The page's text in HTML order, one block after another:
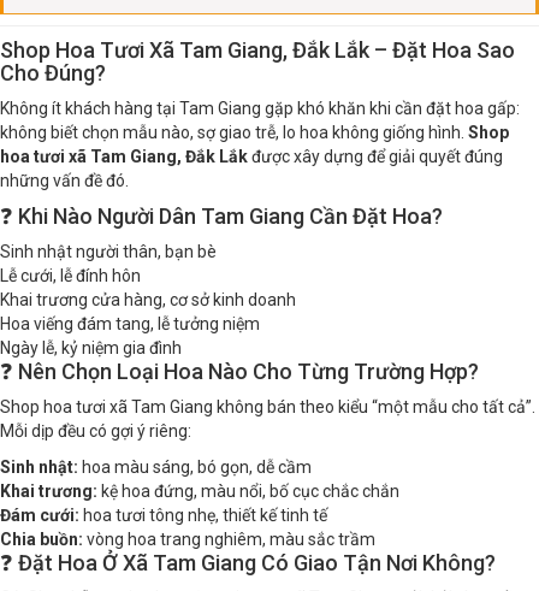
Shop Hoa Tươi Xã Tam Giang, Đắk Lắk – Đặt Hoa Sao
Cho Đúng?
Không ít khách hàng tại Tam Giang gặp khó khăn khi cần đặt hoa gấp:
không biết chọn mẫu nào, sợ giao trễ, lo hoa không giống hình. Shop
hoa tươi xã Tam Giang, Đắk Lắkđược xây dựng để giải quyết đúng
những vấn đề đó.
❓ Khi Nào Người Dân Tam Giang Cần Đặt Hoa?
Sinh nhật người thân, bạn bè
Lễ cưới, lễ đính hôn
Khai trương cửa hàng, cơ sở kinh doanh
Hoa viếng đám tang, lễ tưởng niệm
Ngày lễ, kỷ niệm gia đình
❓ Nên Chọn Loại Hoa Nào Cho Từng Trường Hợp?
Shop hoa tươi xã Tam Giang không bán theo kiểu “một mẫu cho tất cả”.
Mỗi dịp đều có gợi ý riêng:
Sinh nhật: hoa màu sáng, bó gọn, dễ cầm
Khai trương: kệ hoa đứng, màu nổi, bố cục chắc chắn
Đám cưới: hoa tươi tông nhẹ, thiết kế tinh tế
Chia buồn: vòng hoa trang nghiêm, màu sắc trầm
❓ Đặt Hoa Ở Xã Tam Giang Có Giao Tận Nơi Không?